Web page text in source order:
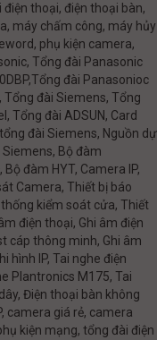
thoại, điện thoại bàn,
máy chấm công, máy hủy
phụ kiện camera,
Tổng đài Panasonic
đài Panasonioc
Tổng đài Siemens, Tổng
Tổng đài ADSUN, Card
đài Siemens, Nguồn dự
Bộ đàm
Bộ đàm HYT, Camera IP,
Camera, Thiết bị báo
kiểm soát cửa, Thiết
điện thoại, Ghi âm điện
cáp thông minh, Ghi âm
hình IP, Tai nghe điện
Plantronics M175, Tai
Điện thoại bàn không
camera giá rẻ, camera
kiện mạng, tổng đài điện